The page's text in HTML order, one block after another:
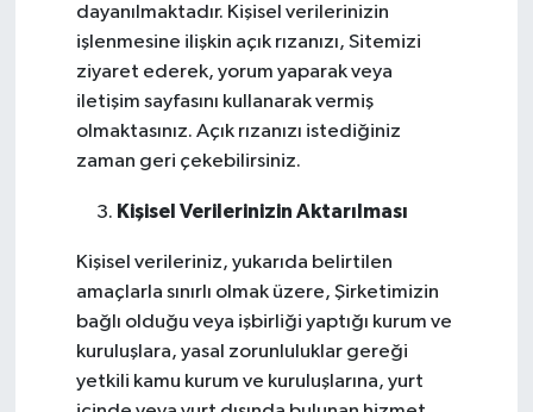
dayanılmaktadır. Kişisel verilerinizin
işlenmesine ilişkin açık rızanızı, Sitemizi
ziyaret ederek, yorum yaparak veya
iletişim sayfasını kullanarak vermiş
olmaktasınız. Açık rızanızı istediğiniz
zaman geri çekebilirsiniz.
Kişisel Verilerinizin Aktarılması
Kişisel verileriniz, yukarıda belirtilen
amaçlarla sınırlı olmak üzere, Şirketimizin
bağlı olduğu veya işbirliği yaptığı kurum ve
kuruluşlara, yasal zorunluluklar gereği
yetkili kamu kurum ve kuruluşlarına, yurt